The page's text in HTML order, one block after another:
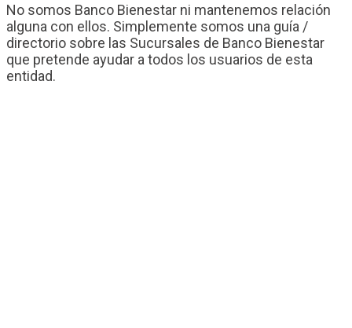
No somos Banco Bienestar ni mantenemos relación
alguna con ellos. Simplemente somos una guía /
directorio sobre las Sucursales de Banco Bienestar
que pretende ayudar a todos los usuarios de esta
entidad.